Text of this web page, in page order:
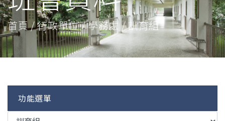
首頁 / 行政單位 / 學務處 / 訓育組
功能選單